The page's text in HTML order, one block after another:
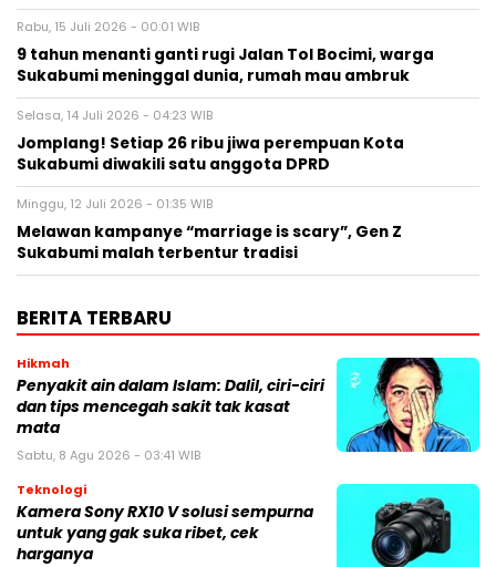
Rabu, 15 Juli 2026 - 00:01 WIB
9 tahun menanti ganti rugi Jalan Tol Bocimi, warga
Sukabumi meninggal dunia, rumah mau ambruk
Selasa, 14 Juli 2026 - 04:23 WIB
Jomplang! Setiap 26 ribu jiwa perempuan Kota
Sukabumi diwakili satu anggota DPRD
Minggu, 12 Juli 2026 - 01:35 WIB
Melawan kampanye “marriage is scary”, Gen Z
Sukabumi malah terbentur tradisi
BERITA TERBARU
Hikmah
Penyakit ain dalam Islam: Dalil, ciri-ciri
dan tips mencegah sakit tak kasat
mata
Sabtu, 8 Agu 2026 - 03:41 WIB
Teknologi
Kamera Sony RX10 V solusi sempurna
untuk yang gak suka ribet, cek
harganya